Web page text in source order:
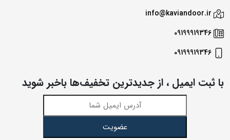
info@kaviandoor.ir
09199919346
09199919346
با ثبت ایمیل ، از جدید‌ترین تخفیف‌ها با‌خبر شوید
عضویت